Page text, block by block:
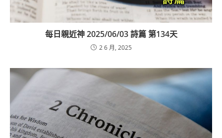
每日親近神 2025/06/03 詩篇 第134天
2 6 月, 2025